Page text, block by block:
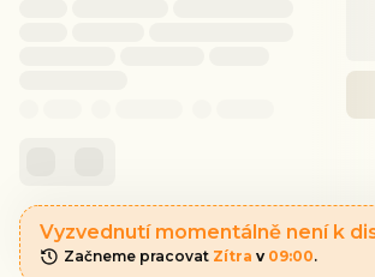
Vyzvednutí momentálně není k
Začneme pracovat Zítra v 09:00.